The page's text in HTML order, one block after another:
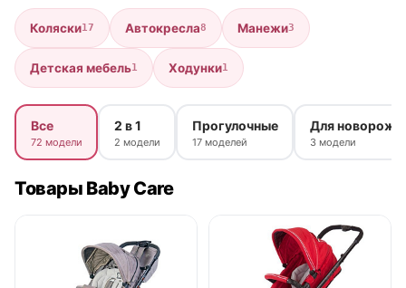
Коляски17 Автокресла8 Манежи3
Детская мебель1 Ходунки1
Все
72 модели
2 в 1
2 модели
Прогулочные
17 моделей
Для
3 модели
Товары Baby Care
нет в продаже